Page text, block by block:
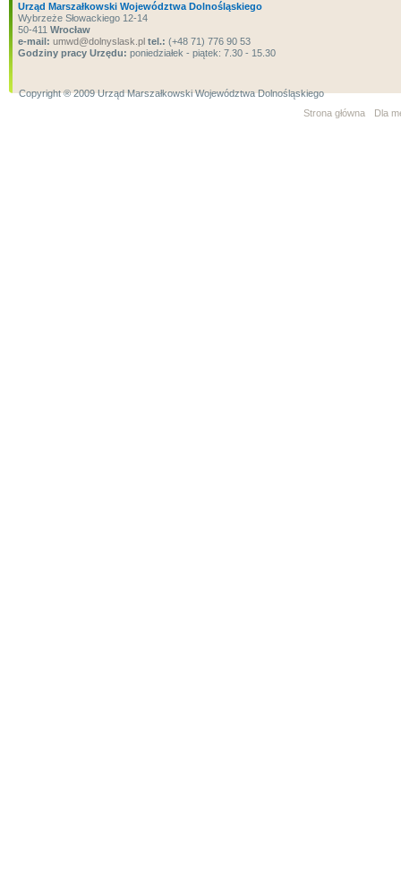
Urząd Marszałkowski Województwa Dolnośląskiego
Wybrzeże Słowackiego 12-14
50-411 Wrocław
e-mail: umwd@dolnyslask.pl tel.: (+48 71) 776 90 53
Godziny pracy Urzędu: poniedziałek - piątek: 7.30 - 15.30
Copyright ® 2009 Urząd Marszałkowski Województwa Dolnośląskiego
Strona główna
Dla